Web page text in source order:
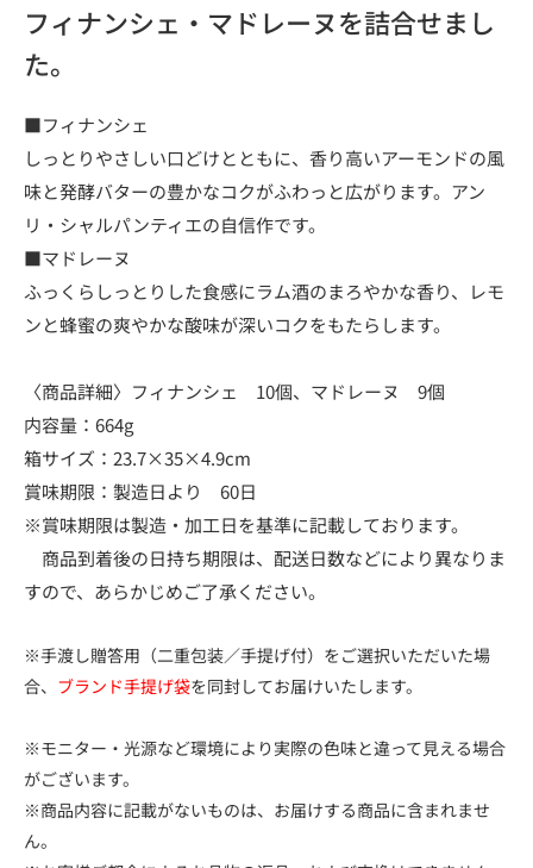
フィナンシェ・マドレーヌを詰合せまし
た。
■フィナンシェ
しっとりやさしい口どけとともに、香り高いアーモンドの風
味と発酵バターの豊かなコクがふわっと広がります。アン
リ・シャルパンティエの自信作です。
■マドレーヌ
ふっくらしっとりした食感にラム酒のまろやかな香り、レモ
ンと蜂蜜の爽やかな酸味が深いコクをもたらします。
〈商品詳細〉フィナンシェ 10個、マドレーヌ 9個
内容量：664g
箱サイズ：23.7×35×4.9cm
賞味期限：製造日より 60日
※賞味期限は製造・加工日を基準に記載しております。
商品到着後の日持ち期限は、配送日数などにより異なりま
すので、あらかじめご了承ください。
※手渡し贈答用（二重包装／手提げ付）をご選択いただいた場
合、 ブランド手提げ袋を同封してお届けいたします。
※モニター・光源など環境により実際の色味と違って見える場合
がございます。
※商品内容に記載がないものは、お届けする商品に含まれませ
ん。